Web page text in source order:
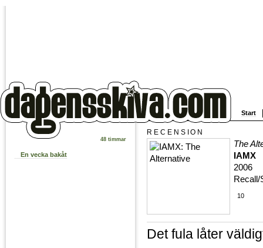
Start
48 timmar
En vecka bakåt
RECENSION
The
IAMX
2006
10
Det fula låter